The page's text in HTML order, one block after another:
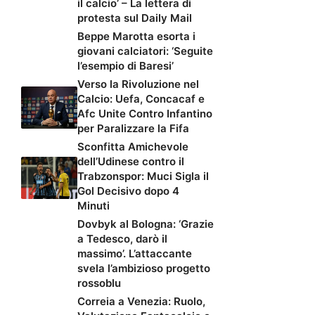
il calcio’ – La lettera di
protesta sul Daily Mail
Beppe Marotta esorta i
giovani calciatori: ‘Seguite
l’esempio di Baresi’
Verso la Rivoluzione nel
Calcio: Uefa, Concacaf e
Afc Unite Contro Infantino
per Paralizzare la Fifa
Sconfitta Amichevole
dell’Udinese contro il
Trabzonspor: Muci Sigla il
Gol Decisivo dopo 4
Minuti
Dovbyk al Bologna: ‘Grazie
a Tedesco, darò il
massimo’. L’attaccante
svela l’ambizioso progetto
rossoblu
Correia a Venezia: Ruolo,